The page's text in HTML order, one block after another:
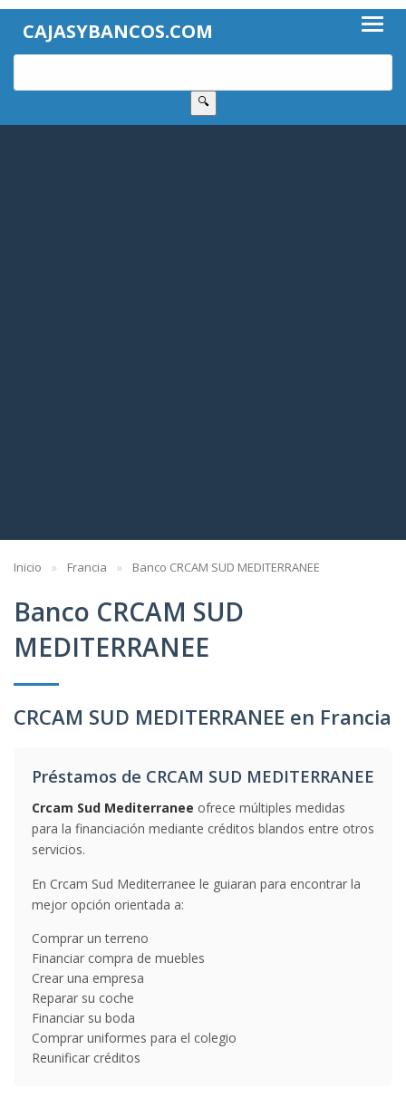
CAJASYBANCOS.COM
🔍
Inicio Francia Banco CRCAM SUD MEDITERRANEE
Banco CRCAM SUD
MEDITERRANEE
CRCAM SUD MEDITERRANEE en Francia
Préstamos de CRCAM SUD MEDITERRANEE
Crcam Sud Mediterranee ofrece múltiples medidas
para la financiación mediante créditos blandos entre otros
servicios.
En Crcam Sud Mediterranee le guiaran para encontrar la
mejor opción orientada a:
Comprar un terreno
Financiar compra de muebles
Crear una empresa
Reparar su coche
Financiar su boda
Comprar uniformes para el colegio
Reunificar créditos